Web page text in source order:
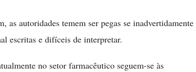
as autoridades temem ser pegas se inadvertidamente
escritas e difíceis de interpretar.
no setor farmacêutico seguem-se às